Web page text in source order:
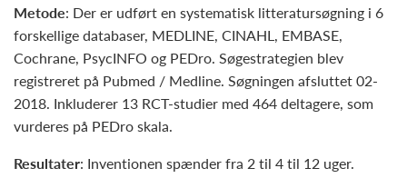
Metode: Der er udført en systematisk litteratursøgning i 6
forskellige databaser, MEDLINE, CINAHL, EMBASE,
Cochrane, PsycINFO og PEDro. Søgestrategien blev
registreret på Pubmed / Medline. Søgningen afsluttet 02-
2018. Inkluderer 13 RCT-studier med 464 deltagere, som
vurderes på PEDro skala.
Resultater: Inventionen spænder fra 2 til 4 til 12 uger.